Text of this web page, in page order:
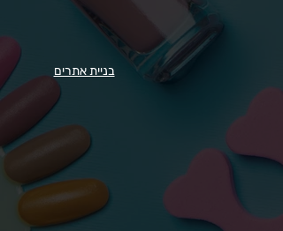
בניית אתרים